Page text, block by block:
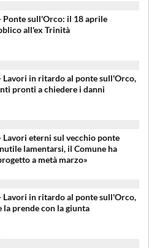
Ponte sull'Orco: il 18 aprile
all'ex Trinità
Lavori in ritardo al ponte sull'Orco,
pronti a chiedere i danni
Lavori eterni sul vecchio ponte
lamentarsi, il Comune ha
a metà marzo»
Lavori in ritardo al ponte sull'Orco,
la prende con la giunta